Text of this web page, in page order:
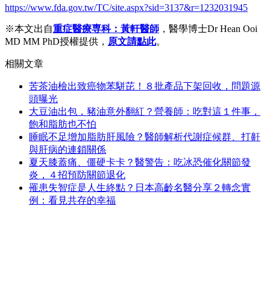
https://www.fda.gov.tw/TC/site.aspx?sid=3137&r=1232031945
※本文出自重症醫療専科：黃軒醫師 ，醫學博士Dr Hean Ooi
MD MM PhD授權提供， 原文請點此。
相關文章
苦茶油檢出致癌物苯駢芘！８批產品下架回收，問題源
頭曝光
大豆油出包，豬油意外翻紅？營養師：吃對這１件事，
飽和脂肪也不怕
睡眠不足增加脂肪肝風險？醫師解析代謝症候群、打鼾
與肝病的連鎖關係
夏天膝蓋痛、僵硬卡卡？醫警告：吃冰恐催化關節發
炎，４招預防關節退化
罹患失智症是人生終點？日本高齡名醫分享２轉念實
例：看見共存的幸福